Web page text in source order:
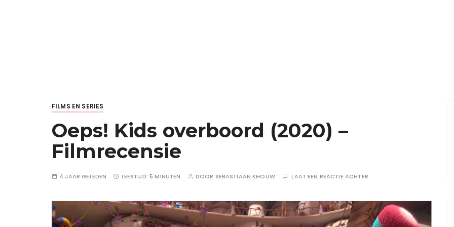
FILMS EN SERIES
Oeps! Kids overboord (2020) –
Filmrecensie
4 JAAR GELEDEN LEESTIJD:5 MINUTEN DOOR SEBASTIAAN KHOUW LAAT EEN REACTIE ACHTER